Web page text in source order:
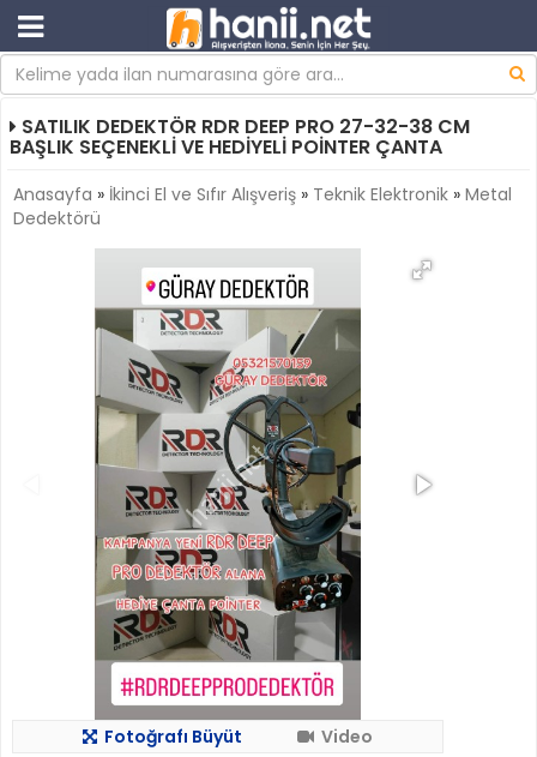
SATILIK DEDEKTÖR RDR DEEP PRO 27-32-38 CM
BAŞLIK SEÇENEKLİ VE HEDİYELİ POİNTER ÇANTA
Anasayfa » İkinci El ve Sıfır Alışveriş » Teknik Elektronik » Metal
Dedektörü
Fotoğrafı Büyüt Video